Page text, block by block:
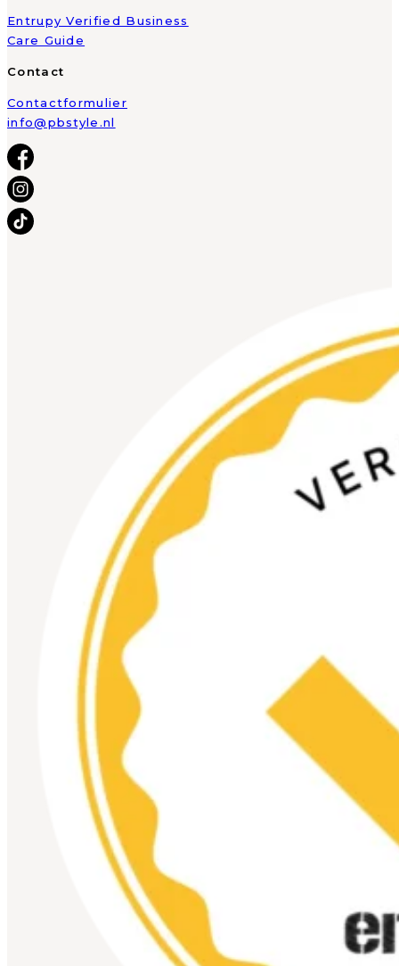
Entrupy Verified Business
Care Guide
Contact
Contactformulier
info@pbstyle.nl